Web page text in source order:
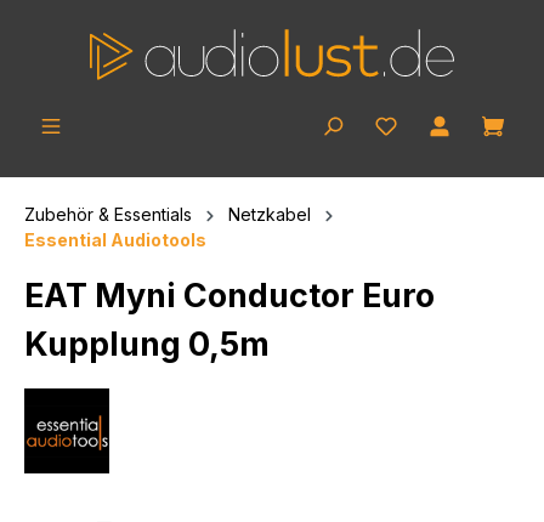
Zubehör & Essentials
Netzkabel
Essential Audiotools
EAT Myni Conductor Euro
Kupplung 0,5m